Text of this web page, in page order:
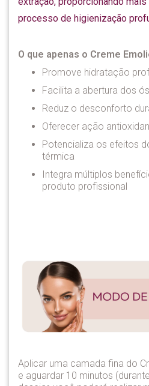
processo de higienização
O que apenas o Creme
Promove hidratação
Facilita a abertura dos
Reduz o desconforto
Oferecer ação
Potencializa os efeitos
térmica
Integra múltiplos
produto profissional
Aplicar uma camada fina do
e aguardar 10 minutos